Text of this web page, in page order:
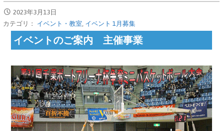
2023年3月13日
カテゴリ： イベント・教室, イベント 1月募集
イベントのご案内 主催事業